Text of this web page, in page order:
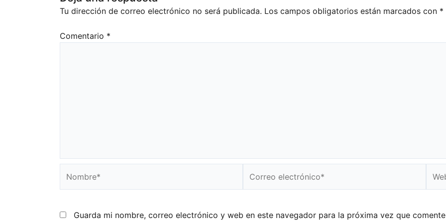
Tu dirección de correo electrónico no será publicada. Los campos obligatorios están marcados con *
Comentario *
electrónico*
Guarda mi nombre, correo electrónico y web en este navegador para la próxima vez que